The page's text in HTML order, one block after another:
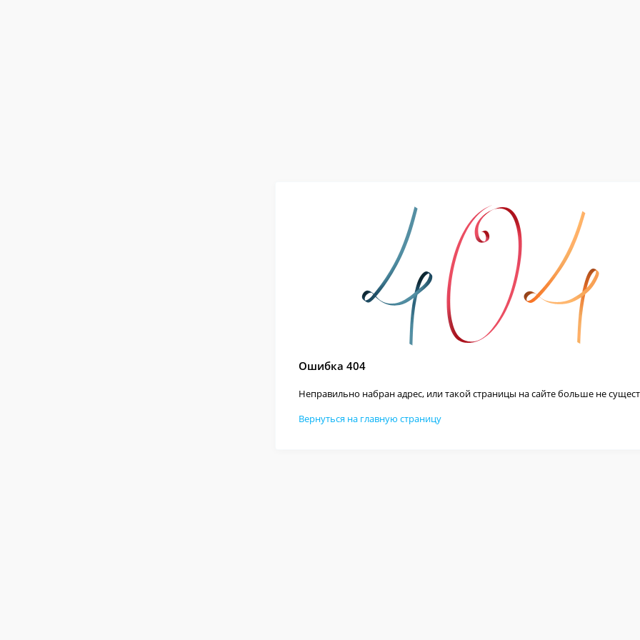
Ошибка 404
Неправильно набран адрес, или такой страницы на сайте больше не
Вернуться на главную страницу